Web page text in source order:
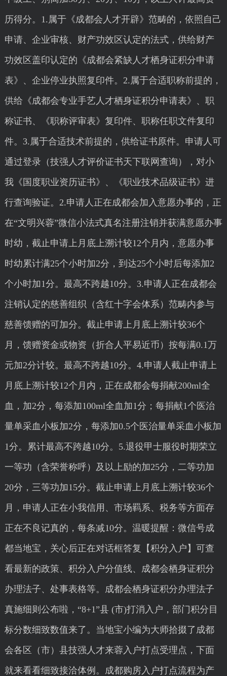
历得分。1.属于《成都会人才开辟》范畴的，依照自己
申请、企业审核、财产功效区认定的法式，供给财产
功效区盖印认定的《成都会紧缺人才栖身证积分申请
表》、企业停业执照复印件。2.属于合适职称前提的，
供给《成都会专业手艺人才栖身证积分申请表》、职
称证书、《职称评审表》复印件、职称任职文件复印
件。3.属于合适技术前提的，供给证书原件。申请人可
通过登录（技强人才评价证书天下联网查询），对小
我《国度职业资历证书》、《职业技术品级证书》进
行查询验证。2.申请人正在成都会加入意愿办事的，正
在“文明兴蓉”微信小法式真名注册注销并获满意愿办事
时幼，截止申请上月底上溯计较12个月内，意愿办事
时幼累计满25个小时加2分，到达25个小时后每添加2
个小时加1分。最高不跨越10分。3.申请人正在成都会
注销认定的慈善组织（含红十字会体系）范畴内参与
慈善馈赠的可加分。截止申请上月底上溯计较36个
月，馈赠资金或物资（折合人平易近币）按每满0.1万
元加2分计较。最高不跨越10分。4.申请人截止申请上
月底上溯计较12个月内，正在成都会每捐献200ml全
血，加2分，每添加100ml全血加1分；每捐献1个医治
量单采血小板加2分，每添加0.5个医治量单采血小板加
1分。累计最高不跨越10分。5.退役甲士服役时期荣立
一等功（含荣誉称呼）及以上励的加25分，二等功加
20分，三等功加15分。截止申请上月底上溯计较36个
月，申请人正在小我信用、市场羁系、税务等方面存
正在不良记真的，每条减10分。温暖提醒：微信号成
都当地宝，关心后正在对话框答复【积分入户】可查
看最新的政策、积分入户分值线、成都会栖身证积分
办理法子、处事表格等。成都会栖身证积分办理法子
真施细则公布啦，“8+1”县 (市)打消入户，部门积分目
标分数细致数值来了。当地宝小编为大师拾掇了成都
会各区（市）县技强人才来蓉入户打点受理点，下面
就来看看细致接洽体例。成都购房入户打点流程为产